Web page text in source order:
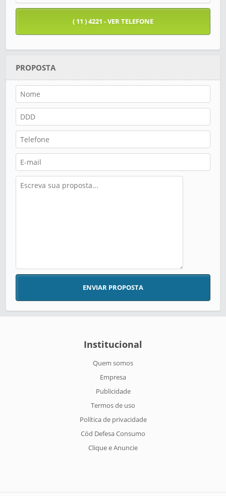
( 11 ) 4221 - VER TELEFONE
PROPOSTA
ENVIAR PROPOSTA
Institucional
Quem somos
Empresa
Publicidade
Termos de uso
Política de privacidade
Cód Defesa Consumo
Clique e Anuncie